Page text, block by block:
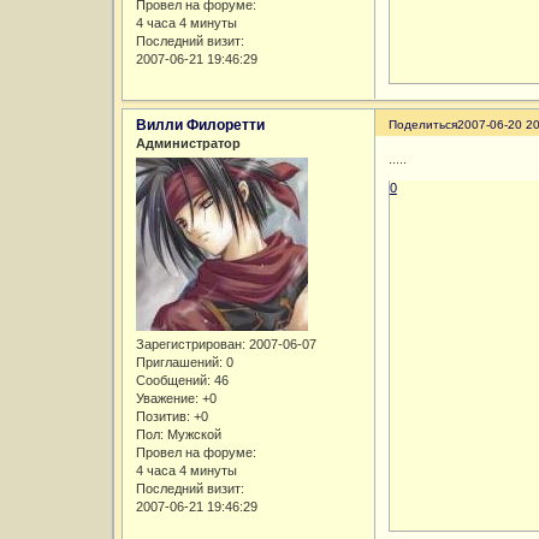
Провел на форуме:
4 часа 4 минуты
Последний визит:
2007-06-21 19:46:29
Поделиться2007-06-20
Вилли Филоретти
Администратор
Зарегистрирован: 2007-06-07
Приглашений: 0
Сообщений: 46
Уважение: +0
Позитив: +0
Пол: Мужской
Провел на форуме:
4 часа 4 минуты
Последний визит:
2007-06-21 19:46:29
0